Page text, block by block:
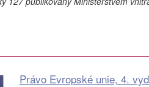
Právo Evropské unie, 4.